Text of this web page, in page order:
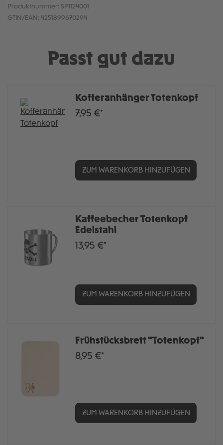
Produktnummer: SP1124001
GTIN/EAN: 4251899670294
Passt gut dazu
Kofferanhänger Totenkopf
7,95 €*
ZUM WARENKORB HINZUFÜGEN
Kaffeebecher Totenkopf
Edelstahl
13,95 €*
ZUM WARENKORB HINZUFÜGEN
Frühstücksbrett "Totenkopf"
8,95 €*
ZUM WARENKORB HINZUFÜGEN